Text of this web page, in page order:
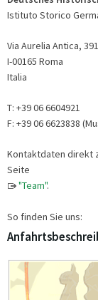
Istituto Storico
Via Aurelia Antica, 391
I-00165 Roma
Italia
T: +39 06 6604921
F: +39 06 6623838
Kontaktdaten direkt
Seite
"Team".
So finden Sie uns: